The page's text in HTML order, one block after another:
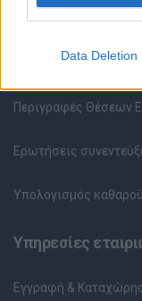
Data Deletion
HR corner
Περιγραφές Θέσεων
Ερωτήσεις
Υπολογισμός
Υπηρεσίες
Εγγραφή &